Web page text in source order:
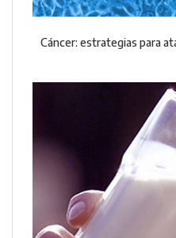
Cáncer: estrategias para